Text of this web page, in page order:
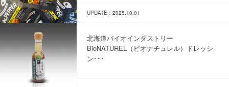
UPDATE：2025.10.01
北海道バイオインダストリー
BioNATUREL（ビオナチュレル）ドレッシ
ン･･･